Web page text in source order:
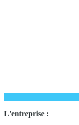
L'entreprise :